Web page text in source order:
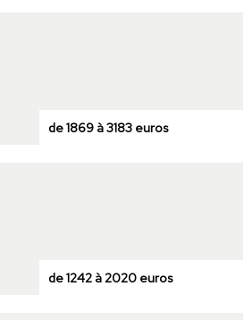
de 1869 à 3183 euros
de 1242 à 2020 euros